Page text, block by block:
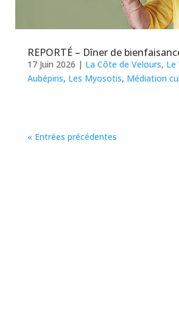
REPORTÉ – Dîner de
17 Juin 2026 | La Côte de Velours, Le
Aubépins, Les Myosotis, Médiation
« Entrées précédentes